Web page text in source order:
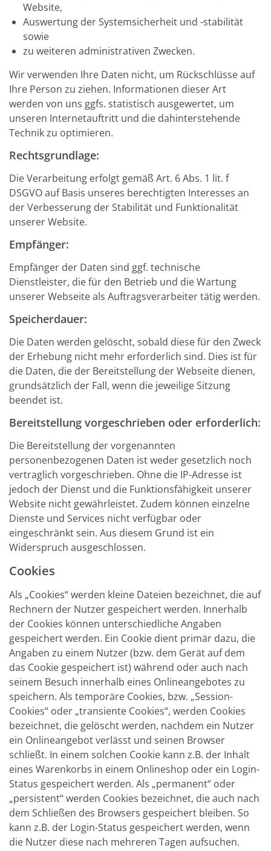
Website,
Auswertung der Systemsicherheit und -stabilität
sowie
zu weiteren administrativen Zwecken.
Wir verwenden Ihre Daten nicht, um Rückschlüsse auf
Ihre Person zu ziehen. Informationen dieser Art
werden von uns ggfs. statistisch ausgewertet, um
unseren Internetauftritt und die dahinterstehende
Technik zu optimieren.
Rechtsgrundlage:
Die Verarbeitung erfolgt gemäß Art. 6 Abs. 1 lit. f
DSGVO auf Basis unseres berechtigten Interesses an
der Verbesserung der Stabilität und Funktionalität
unserer Website.
Empfänger:
Empfänger der Daten sind ggf. technische
Dienstleister, die für den Betrieb und die Wartung
unserer Webseite als Auftragsverarbeiter tätig werden.
Speicherdauer:
Die Daten werden gelöscht, sobald diese für den Zweck
der Erhebung nicht mehr erforderlich sind. Dies ist für
die Daten, die der Bereitstellung der Webseite dienen,
grundsätzlich der Fall, wenn die jeweilige Sitzung
beendet ist.
Bereitstellung vorgeschrieben oder erforderlich:
Die Bereitstellung der vorgenannten
personenbezogenen Daten ist weder gesetzlich noch
vertraglich vorgeschrieben. Ohne die IP-Adresse ist
jedoch der Dienst und die Funktionsfähigkeit unserer
Website nicht gewährleistet. Zudem können einzelne
Dienste und Services nicht verfügbar oder
eingeschränkt sein. Aus diesem Grund ist ein
Widerspruch ausgeschlossen.
Cookies
Als „Cookies“ werden kleine Dateien bezeichnet, die auf
Rechnern der Nutzer gespeichert werden. Innerhalb
der Cookies können unterschiedliche Angaben
gespeichert werden. Ein Cookie dient primär dazu, die
Angaben zu einem Nutzer (bzw. dem Gerät auf dem
das Cookie gespeichert ist) während oder auch nach
seinem Besuch innerhalb eines Onlineangebotes zu
speichern. Als temporäre Cookies, bzw. „Session-
Cookies“ oder „transiente Cookies“, werden Cookies
bezeichnet, die gelöscht werden, nachdem ein Nutzer
ein Onlineangebot verlässt und seinen Browser
schließt. In einem solchen Cookie kann z.B. der Inhalt
eines Warenkorbs in einem Onlineshop oder ein Login-
Status gespeichert werden. Als „permanent“ oder
„persistent“ werden Cookies bezeichnet, die auch nach
dem Schließen des Browsers gespeichert bleiben. So
kann z.B. der Login-Status gespeichert werden, wenn
die Nutzer diese nach mehreren Tagen aufsuchen.